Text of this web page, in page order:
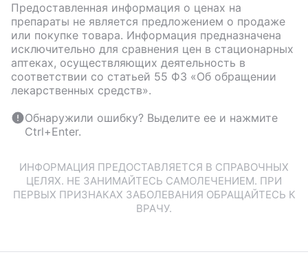
Предоставленная информация о ценах на
препараты не является предложением о продаже
или покупке товара. Информация предназначена
исключительно для сравнения цен в стационарных
аптеках, осуществляющих деятельность в
соответствии со статьей 55 ФЗ «Об обращении
лекарственных средств».
Обнаружили ошибку? Выделите ее и нажмите
Ctrl+Enter.
ИНФОРМАЦИЯ ПРЕДОСТАВЛЯЕТСЯ В СПРАВОЧНЫХ
ЦЕЛЯХ. НЕ ЗАНИМАЙТЕСЬ САМОЛЕЧЕНИЕМ. ПРИ
ПЕРВЫХ ПРИЗНАКАХ ЗАБОЛЕВАНИЯ ОБРАЩАЙТЕСЬ К
ВРАЧУ.